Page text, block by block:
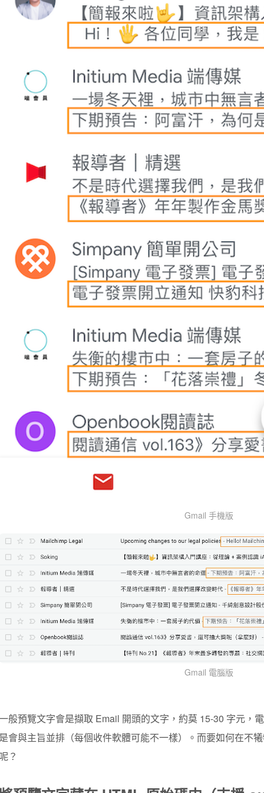
Gmail 手機版
Gmail 電腦版
般預覽文字會是擷取 Email 開頭的文字， 約莫 15-30 字元 ，
會與主旨並排（每個收件軟體可能不一樣）。而要如何在不
？